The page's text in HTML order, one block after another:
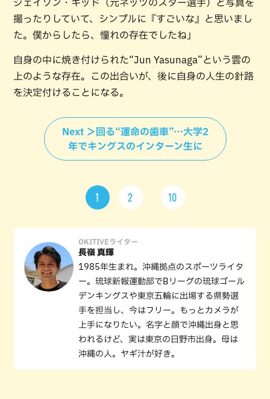
ジェイソン・キッド（元ネッツのスター選手）と写真を
撮ったりしていて、シンプルに『すごいな』と思いまし
た。僕からしたら、憧れの存在でしたね」
自身の中に焼き付けられた“Jun Yasunaga”という雲の
上のような存在。この出合いが、後に自身の人生の針路
を決定付けることになる。
Next ＞回る“運命の歯車”…大学2
年でキングスのインターン生に
1 2 10
OKITIVEライター
長嶺 真輝
1985年生まれ。沖縄拠点のスポーツライタ
ー。琉球新報運動部でBリーグの琉球ゴール
デンキングスや東京五輪に出場する県勢選
手を担当し、今はフリー。もっとカメラが
上手になりたい。名字と顔で沖縄出身と思
われるけど、実は東京の日野市出身。母は
沖縄の人。ヤギ汁が好き。